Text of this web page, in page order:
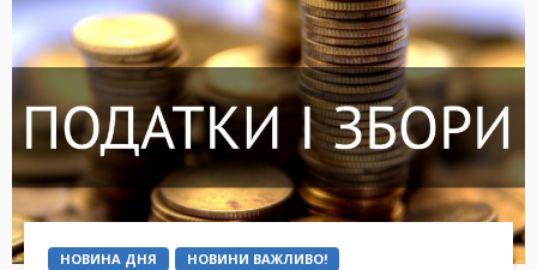
НОВИНА ДНЯ
НОВИНИ ВАЖЛИВО!